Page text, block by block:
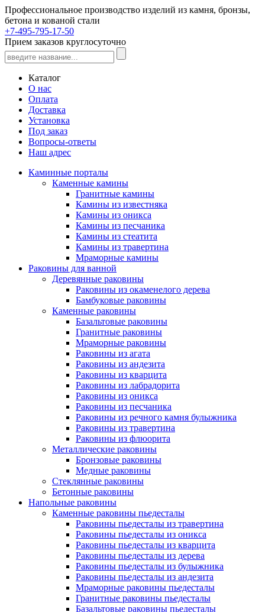
Профессиональное производство изделий из камня, бронзы,
бетона и кованой стали
+7-495-795-17-50
Прием заказов круглосуточно
Каталог
О нас
Оплата
Доставка
Установка
Под заказ
Вопросы-ответы
Наш адрес
Каминные порталы
Каменные камины
Гранитные камины
Камины из известняка
Камины из оникса
Камины из песчаника
Камины из стеатита
Камины из травертина
Мраморные камины
Раковины для ванной
Деревянные раковины
Раковины из окаменелого дерева
Бамбуковые раковины
Каменные раковины
Базальтовые раковины
Гранитные раковины
Мраморные раковины
Раковины из агата
Раковины из андезита
Раковины из кварцита
Раковины из лабрадорита
Раковины из оникса
Раковины из песчаника
Раковины из речного камня булыжника
Раковины из травертина
Раковины из флюорита
Металлические раковины
Бронзовые раковины
Медные раковины
Стеклянные раковины
Бетонные раковины
Напольные раковины
Каменные раковины пьедесталы
Раковины пьедесталы из травертина
Раковины пьедесталы из оникса
Раковины пьедесталы из кварцита
Раковины пьедесталы из дерева
Раковины пьедесталы из булыжника
Раковины пьедесталы из андезита
Мраморные раковины пьедесталы
Гранитные раковины пьедесталы
Базальтовые раковины пьедесталы